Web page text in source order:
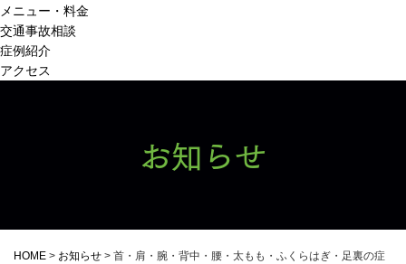
メニュー・料金
交通事故相談
症例紹介
アクセス
お知らせ
HOME > お知らせ > 首・肩・腕・背中・腰・太もも・ふくらはぎ・足裏の症